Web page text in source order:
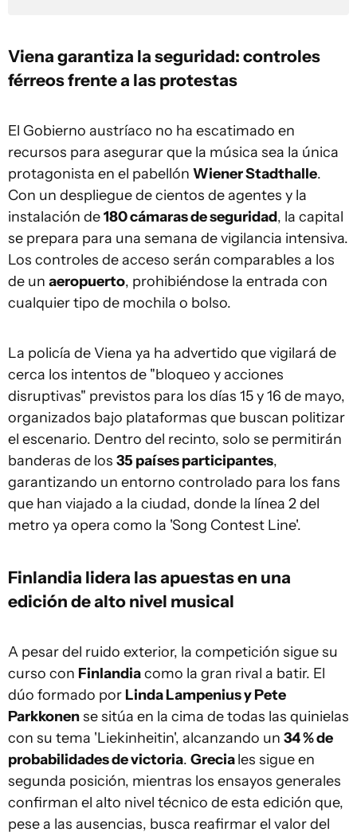
Viena garantiza la seguridad: controles
férreos frente a las protestas
El Gobierno austríaco no ha escatimado en
recursos para asegurar que la música sea la única
protagonista en el pabellón Wiener Stadthalle.
Con un despliegue de cientos de agentes y la
instalación de180 cámaras de seguridad, la capital
se prepara para una semana de vigilancia intensiva.
Los controles de acceso serán comparables a los
de un aeropuerto, prohibiéndose la entrada con
cualquier tipo de mochila o bolso.
La policía de Viena ya ha advertido que vigilará de
cerca los intentos de "bloqueo y acciones
disruptivas" previstos para los días 15 y 16 de mayo,
organizados bajo plataformas que buscan politizar
el escenario. Dentro del recinto, solo se permitirán
banderas de los 35 países participantes,
garantizando un entorno controlado para los fans
que han viajado a la ciudad, donde la línea 2 del
metro ya opera como la 'Song Contest Line'.
Finlandia lidera las apuestas en una
edición de alto nivel musical
A pesar del ruido exterior, la competición sigue su
curso con Finlandiacomo la gran rival a batir. El
dúo formado por Linda Lampenius y Pete
Parkkonense sitúa en la cima de todas las quinielas
con su tema 'Liekinheitin', alcanzando un 34 % de
probabilidades de victoria. Greciales sigue en
segunda posición, mientras los ensayos generales
confirman el alto nivel técnico de esta edición que,
pese a las ausencias, busca reafirmar el valor del